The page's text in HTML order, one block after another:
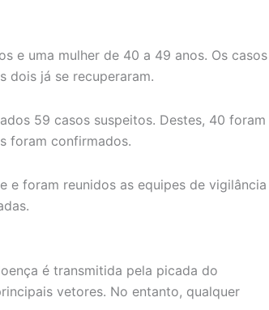
e uma mulher de 40 a 49 anos. Os casos
dois já se recuperaram.
59 casos suspeitos. Destes, 40 foram
foram confirmados.
e foram reunidos as equipes de vigilância
é transmitida pela picada do
vetores. No entanto, qualquer